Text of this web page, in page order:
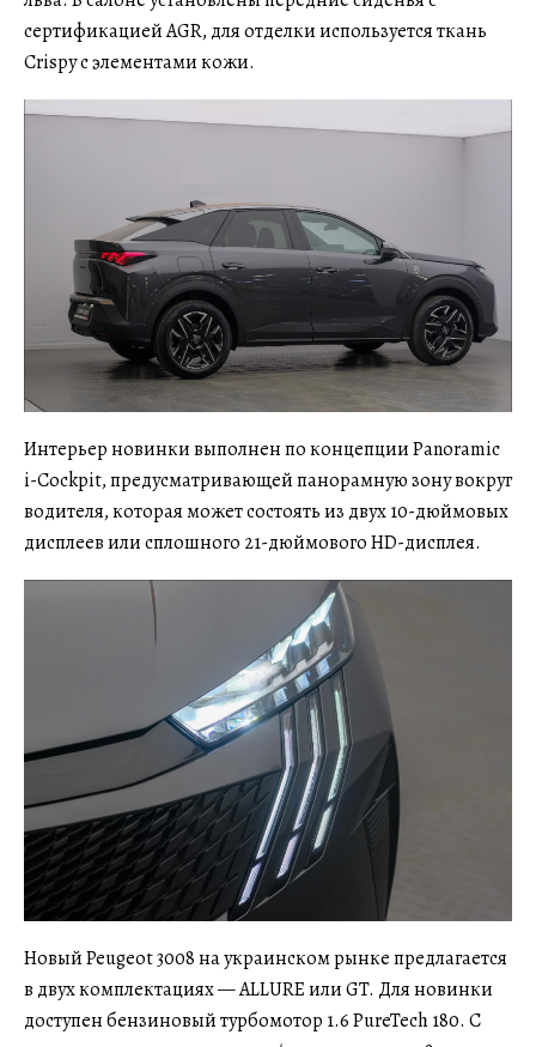
сертификацией AGR, для отделки используется ткань
Crispy с элементами кожи.
Интерьер новинки выполнен по концепции Panoramic
i-Cockpit, предусматривающей панорамную зону вокруг
водителя, которая может состоять из двух 10-дюймовых
дисплеев или сплошного 21-дюймового HD-дисплея.
Новый Peugeot 3008 на украинском рынке предлагается
в двух комплектациях — ALLURE или GT. Для новинки
доступен бензиновый турбомотор 1.6 PureTech 180. С